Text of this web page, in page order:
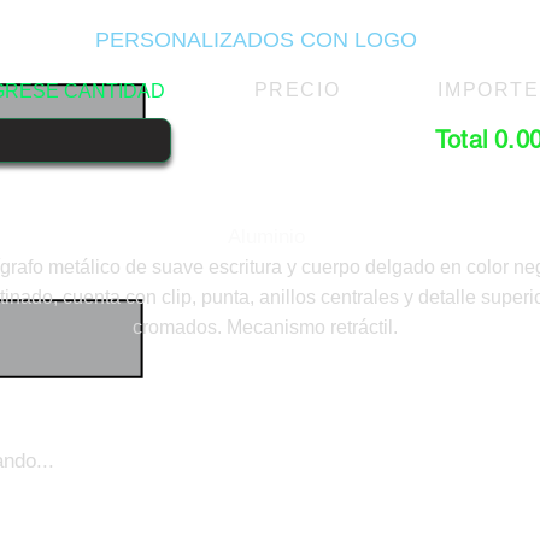
PERSONALIZADOS CON LOGO
IMPORTE
PRECIO
CANTIDAD
Total
metálico de suave escritura y cuerpo delgado en color
cuenta con clip, punta, anillos centrales y detalle
cromados. Mecanismo retráctil.